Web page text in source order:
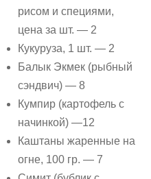
рисом и специями,
цена за шт. — 2
Кукуруза, 1 шт. — 2
Балык Экмек (рыбный
сэндвич) — 8
Кумпир (картофель с
начинкой) —12
Каштаны жаренные на
огне, 100 гр. — 7